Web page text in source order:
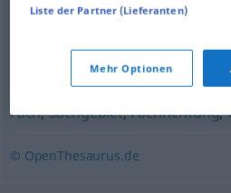
Nische
Teilgebiet Domäne
Fachgebiet,(die) Kunde,
Fach,Sachgebiet,Fachrichtung,
© OpenThesaurus.de
Liste der Partner (Lieferanten)
Mehr Optionen